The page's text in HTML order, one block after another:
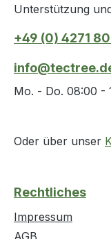
Unterstützung
+49 (0) 4271
Mo. - Do. 08:00 -
Oder über unser
Rechtliches
Impressum